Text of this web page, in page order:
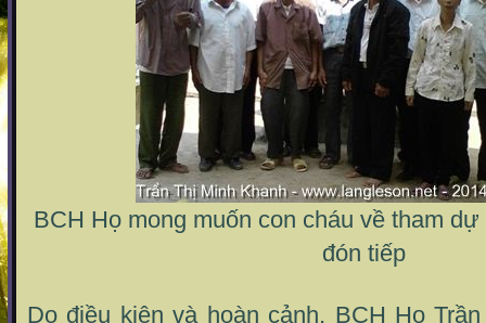
BCH Họ mong muốn con cháu về tham
đón tiếp
Do điều kiện và hoàn cảnh, BCH Họ